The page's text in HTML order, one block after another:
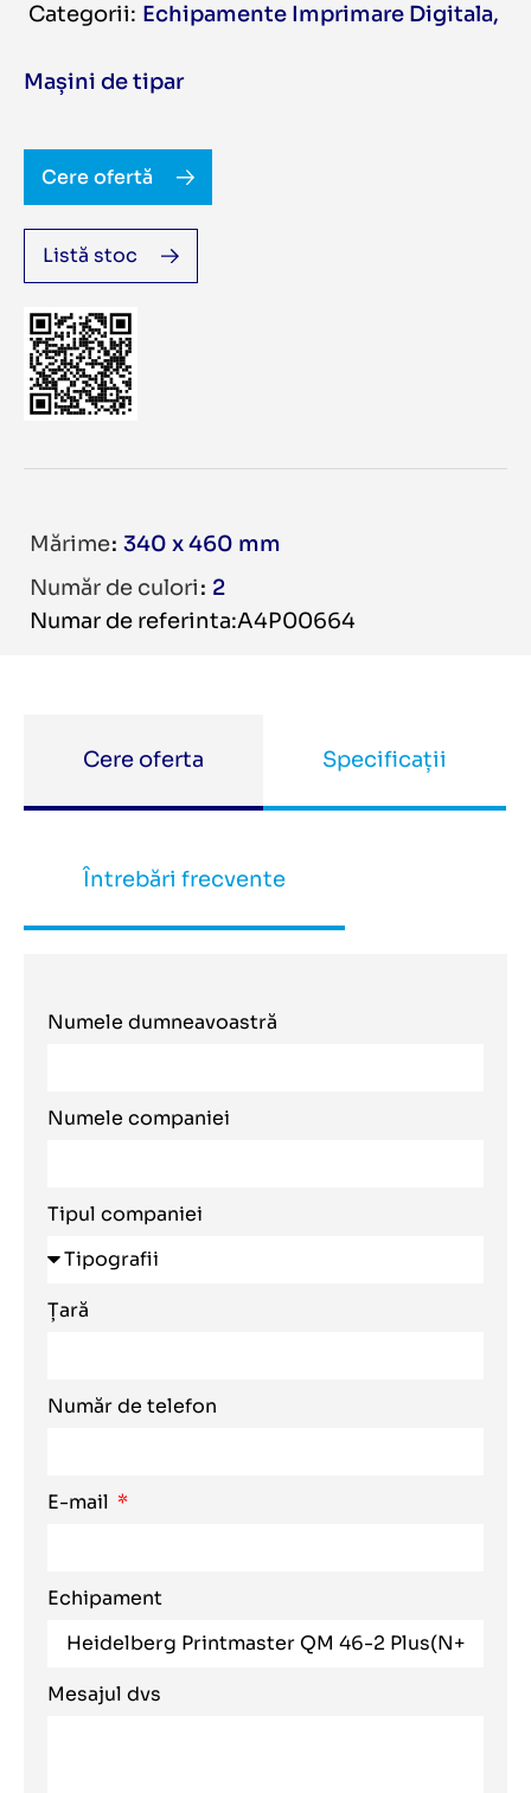
Echipamente Imprimare Digitala
Mașini de tipar
Cere ofertă
Listă stoc
Mărime 340 x 460 mm
Număr de culori 2
Numar de referinta:A4P00664
Cere oferta Specificații
Întrebări frecvente
Numele dumneavoastră
Numele companiei
Tipul companiei
Țară
Număr de telefon
E-mail
Echipament
Mesajul dvs